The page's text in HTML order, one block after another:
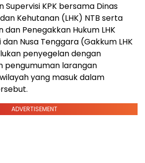
Supervisi KPK bersama Dinas
Kehutanan (LHK) NTB serta
dan Penegakkan Hukum LHK
Nusa Tenggara (Gakkum LHK
penyegelan dengan
pengumuman larangan
yang masuk dalam
ADVERTISEMENT